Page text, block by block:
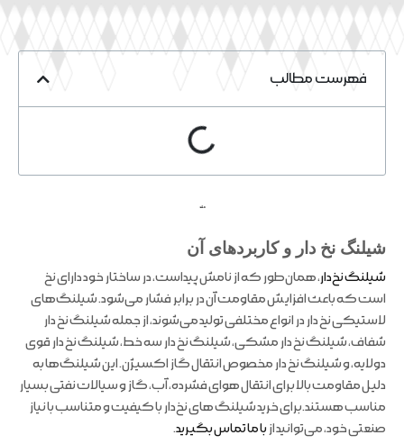
فهرست مطالب
ملند
شیلنگ نخ‌ دار و کاربردهای آن
شیلنگ نخ‌دار، همان‌طور که از نامش پیداست، در ساختار خود دارای نخ
است که باعث افزایش مقاومت آن در برابر فشار می‌شود. شیلنگ‌های
لاستیکی نخ‌ دار در انواع مختلفی تولید می‌شوند، از جمله شیلنگ نخ‌ دار
شفاف، شیلنگ نخ‌ دار مشکی، شیلنگ نخ‌ دار سه خط، شیلنگ نخ‌ دار قوی
دولایه، و شیلنگ نخ‌ دار مخصوص انتقال گاز اکسیژن. این شیلنگ‌ها به
دلیل مقاومت بالا برای انتقال هوای فشرده، آب، گاز و سیالات نفتی بسیار
مناسب هستند.برای خرید شیلنگ های نخ‌دار با کیفیت و متناسب با نیاز
صنعتی خود، می‌توانید از با ما تماس بگیرید.